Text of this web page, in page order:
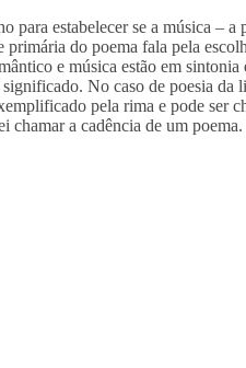
para estabelecer se a música –
do poema fala pela
e música estão em
No caso de poesia da
pela rima e pode ser
a cadência de um
III